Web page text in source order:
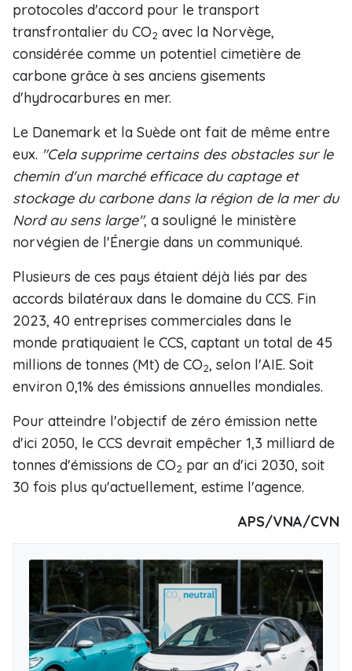
protocoles d'accord pour le transport
transfrontalier du CO2 avec la Norvège,
considérée comme un potentiel cimetière de
carbone grâce à ses anciens gisements
d'hydrocarbures en mer.
Le Danemark et la Suède ont fait de même entre
eux. "Cela supprime certains des obstacles sur le
chemin d'un marché efficace du captage et
stockage du carbone dans la région de la mer du
Nord au sens large", a souligné le ministère
norvégien de l'Énergie dans un communiqué.
Plusieurs de ces pays étaient déjà liés par des
accords bilatéraux dans le domaine du CCS. Fin
2023, 40 entreprises commerciales dans le
monde pratiquaient le CCS, captant un total de 45
millions de tonnes (Mt) de CO2, selon l'AIE. Soit
environ 0,1% des émissions annuelles mondiales.
Pour atteindre l'objectif de zéro émission nette
d'ici 2050, le CCS devrait empêcher 1,3 milliard de
tonnes d'émissions de CO2 par an d'ici 2030, soit
30 fois plus qu'actuellement, estime l'agence.
APS/VNA/CVN